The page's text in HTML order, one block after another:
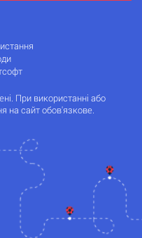
При використанні або
на сайт обов'язкове.